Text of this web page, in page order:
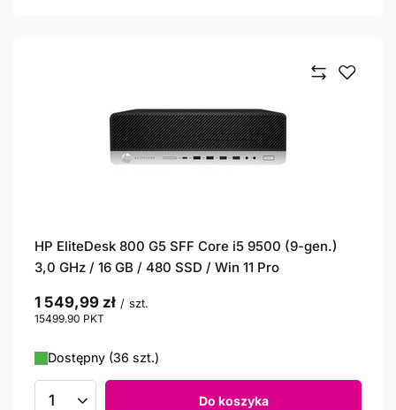
HP EliteDesk 800 G5 SFF Core i5 9500 (9-gen.)
3,0 GHz / 16 GB / 480 SSD / Win 11 Pro
1 549,99 zł / szt.
15499.90 PKT
Dostępny (36 szt.)
Do koszyka